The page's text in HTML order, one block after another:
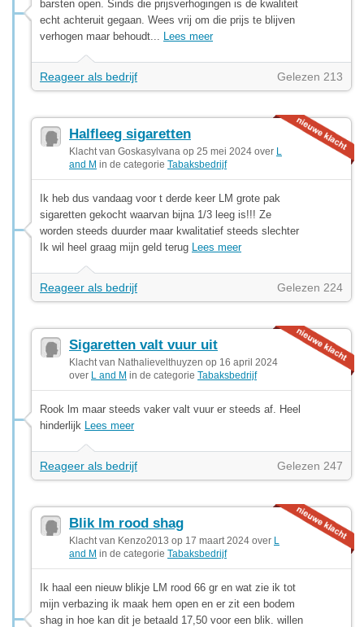
barsten open. Sinds die prijsverhogingen is de kwaliteit
echt achteruit gegaan. Wees vrij om die prijs te blijven
verhogen maar behoudt... Lees meer
Reageer als bedrijf Gelezen 213
Halfleeg sigaretten
Klacht van Goskasylvana op 25 mei 2024 over L
and M in de categorie Tabaksbedrijf
Ik heb dus vandaag voor t derde keer LM grote pak
sigaretten gekocht waarvan bijna 1/3 leeg is!!! Ze
worden steeds duurder maar kwalitatief steeds slechter
Ik wil heel graag mijn geld terug Lees meer
Reageer als bedrijf Gelezen 224
Sigaretten valt vuur uit
Klacht van Nathalievelthuyzen op 16 april 2024
over L and M in de categorie Tabaksbedrijf
Rook lm maar steeds vaker valt vuur er steeds af. Heel
hinderlijk Lees meer
Reageer als bedrijf Gelezen 247
Blik lm rood shag
Klacht van Kenzo2013 op 17 maart 2024 over L
and M in de categorie Tabaksbedrijf
Ik haal een nieuw blikje LM rood 66 gr en wat zie ik tot
mijn verbazing ik maak hem open en er zit een bodem
shag in hoe kan dit je betaald 17,50 voor een blik. willen